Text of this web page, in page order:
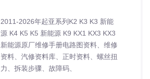
2011-2026年起亚系列K2 K3 K3 新能
源 K4 K5 K5 新能源 K9 KX1 KX3 KX3
新能源原厂维修手册电路图资料、维修
资料、汽修资料库、正时资料、螺丝扭
力、拆装步骤、故障码、